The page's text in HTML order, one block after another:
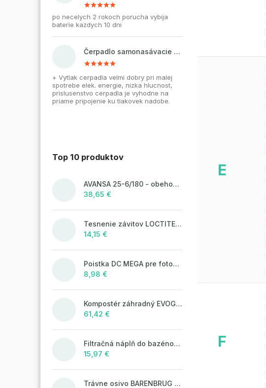
po necelych 2 rokoch porucha vybija
baterie kazdych 10 dni
Čerpadlo samonasávacie WZI 750 na vodu, povrchové, liatinové
+ Vytlak cerpadla velmi dobry pri malej
spotrebe elek. energie, nizka hlucnost,
prislusenstvo cerpadla je vyhodne na
priame pripojenie ku tlakovek nadobe.
Top 10 produktov
AVANSA 25-6/180 - obehové čerpadlo, pripojovací závit 6/4"
38,65 €
Tesnenie závitov LOCTITE 55 - 160 m, návin
14,15 €
Poistka DC MEGA pre fotovoltaické systémy 125A/80V
8,98 €
Kompostér záhradný EVOGREEN 630l čierny
61,42 €
Filtračná náplň do bazénových filtrácií LAGUNA Aqua Filter 25kg
15,97 €
Trávne osivo BARENBRUG WATER SAVER 5 kg
E
F